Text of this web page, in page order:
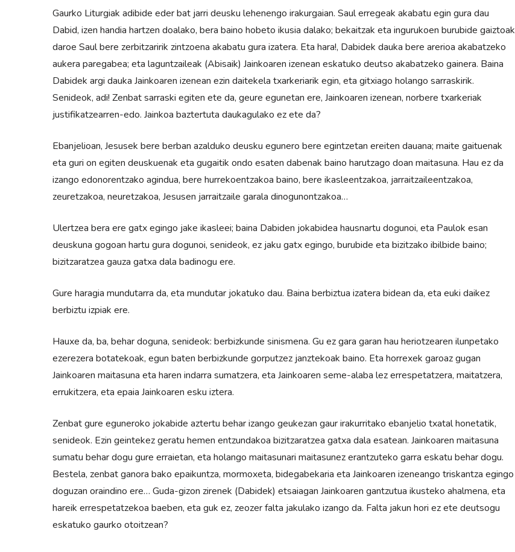
Gaurko Liturgiak adibide eder bat jarri deusku lehenengo irakurgaian. Saul erregeak akabatu egin gura dau
Dabid, izen handia hartzen doalako, bera baino hobeto ikusia dalako; bekaitzak eta ingurukoen burubide gaiztoak
daroe Saul bere zerbitzaririk zintzoena akabatu gura izatera. Eta hara!, Dabidek dauka bere arerioa akabatzeko
aukera paregabea; eta laguntzaileak (Abisaik) Jainkoaren izenean eskatuko deutso akabatzeko gainera. Baina
Dabidek argi dauka Jainkoaren izenean ezin daitekela txarkeriarik egin, eta gitxiago holango sarraskirik.
Senideok, adi! Zenbat sarraski egiten ete da, geure egunetan ere, Jainkoaren izenean, norbere txarkeriak
justifikatzearren-edo. Jain­koa baztertuta daukagulako ez ete da?
Ebanjelioan, Jesusek bere berban azalduko deusku egunero bere egintzetan ereiten dauana; maite gaituenak
eta guri on egiten deuskuenak eta gugaitik ondo esaten dabenak baino harutzago doan maitasuna. Hau ez da
izango edonorentzako agindua, bere hurrekoentzakoa baino, bere ikasleentzakoa, jarraitzaileentzakoa,
zeuretzakoa, neuretzakoa, Jesusen jarraitzaile garala dinogunontzakoa…
Ulertzea bera ere gatx egingo jake ikasleei; baina Dabiden jokabidea hausnartu dogunoi, eta Paulok esan
deuskuna gogoan hartu gura dogunoi, senideok, ez jaku gatx egingo, burubide eta bizitzako ibilbide baino;
bizitzaratzea gauza gatxa dala badinogu ere.
Gure haragia mundutarra da, eta mundutar jokatuko dau. Baina berbiztua izatera bidean da, eta euki daikez
berbiztu izpiak ere.
Hauxe da, ba, behar doguna, senideok: berbizkunde sinismena. Gu ez gara garan hau heriotzearen ilunpetako
ezerezera botatekoak, egun baten berbizkunde gorputzez janztekoak baino. Eta horrexek garoaz gugan
Jainkoaren maitasuna eta haren indarra sumatzera, eta Jainkoaren seme-alaba lez errespetatzera, maitatzera,
errukitzera, eta epaia Jainkoaren esku iztera.
Zenbat gure eguneroko jokabide aztertu behar izango geukezan gaur irakurritako ebanjelio txatal honetatik,
senideok. Ezin geintekez geratu hemen entzundakoa bizitzaratzea gatxa dala esatean. Jainkoaren maitasuna
sumatu behar dogu gure erraietan, eta holango maitasunari maitasunez erantzuteko garra eskatu behar dogu.
Bestela, zenbat ganora bako epaikuntza, mormoxeta, bidegabekaria eta Jainkoaren izeneango triskantza egingo
doguzan oraindino ere… Guda-gizon zirenek (Dabidek) etsaiagan Jainkoaren gantzutua ikusteko ahalme­na, eta
hareik errespetatzekoa baeben, eta guk ez, zeozer falta jakulako izango da. Falta jakun hori ez ete deutsogu
eskatuko gaurko otoi­tzean?